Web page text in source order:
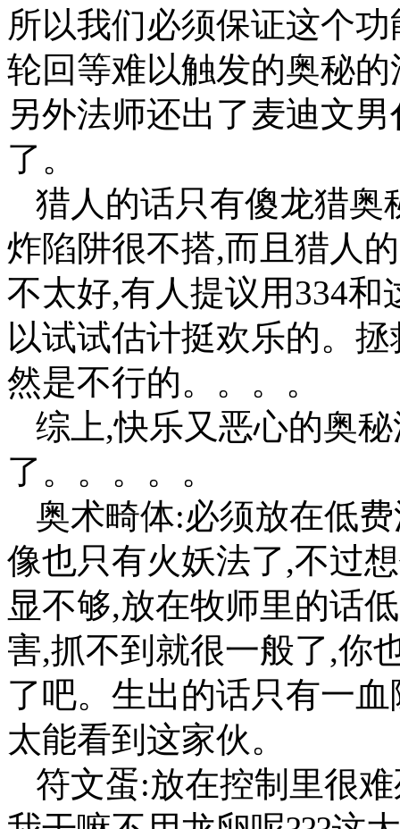
所以我们必须保证这个
轮回等难以触发的奥秘
另外法师还出了麦迪文
了。
猎人的话只有傻龙猎奥
炸陷阱很不搭,而且猎人
不太好,有人提议用334
以试试估计挺欢乐的。
然是不行的。。。。
综上,快乐又恶心的奥
了。。。。。
奥术畸体:必须放在低
像也只有火妖法了,不过
显不够,放在牧师里的话
害,抓不到就很一般了,你
了吧。生出的话只有一
太能看到这家伙。
符文蛋:放在控制里很